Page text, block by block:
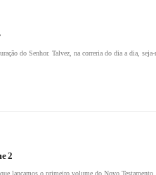
do Senhor. Talvez, na correria do dia a dia, seja-
2
lançamos o primeiro volume do Novo Testamento,